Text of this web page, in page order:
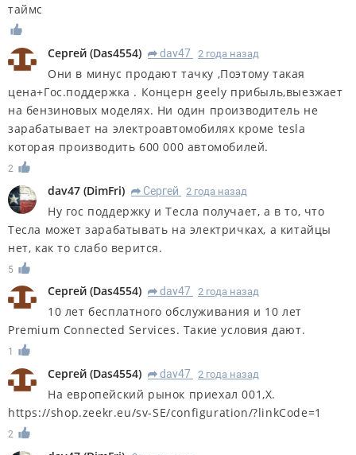
таймс
Сергей (Das4554) R dav47 2 года назад
Они в минус продают тачку ,Поэтому такая
цена+Гос.поддержка . Концерн geely прибыль,выезжает
на бензиновых моделях. Ни один производитель не
зарабатывает на электроавтомобилях кроме tesla
которая производить 600 000 автомобилей.
2
dav47 (DimFri) R Сергей 2 года назад
Ну гос поддержку и Тесла получает, а в то, что
Тесла может зарабатывать на электричках, а китайцы
нет, как то слабо верится.
5
Сергей (Das4554) R dav47 2 года назад
10 лет бесплатного обслуживания и 10 лет
Premium Connected Services. Такие условия дают.
1
Сергей (Das4554) R dav47 2 года назад
На европейский рынок приехал 001,X.
https://shop.zeekr.eu/sv-SE/configuration/?linkCode=1
2